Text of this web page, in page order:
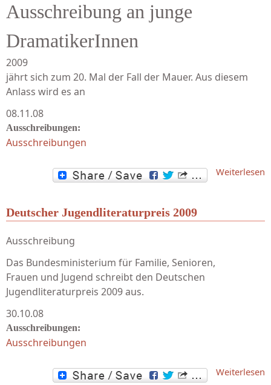
Ausschreibung an junge
DramatikerInnen
2009
jährt sich zum 20. Mal der Fall der Mauer. Aus diesem
Anlass wird es an
08.11.08
Ausschreibungen:
Ausschreibungen
Weiterlesen
Deutscher Jugendliteraturpreis 2009
Ausschreibung
Das Bundesministerium für Familie, Senioren,
Frauen und Jugend schreibt den Deutschen
Jugendliteraturpreis 2009 aus.
30.10.08
Ausschreibungen:
Ausschreibungen
Weiterlesen